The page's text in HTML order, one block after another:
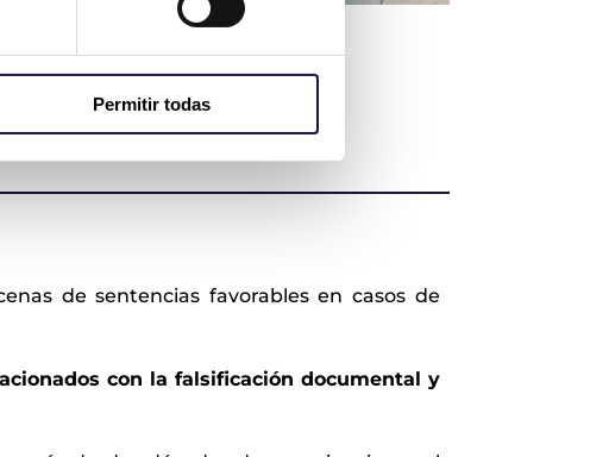
Permitir todas
de sentencias favorables en casos de
con la falsificación documental y